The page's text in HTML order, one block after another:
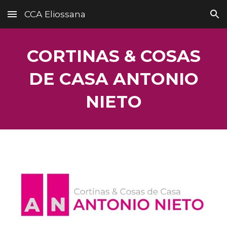
Skip to main content Skip to navigation
CCA Eliossana
CORTINAS & COSAS
DE CASA ANTONIO
NIETO